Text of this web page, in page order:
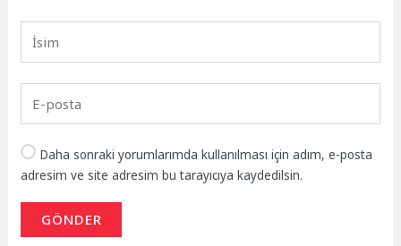
Daha sonraki yorumlarımda kullanılması için adım, e-posta
adresim ve site adresim bu tarayıcıya kaydedilsin.
GÖNDER